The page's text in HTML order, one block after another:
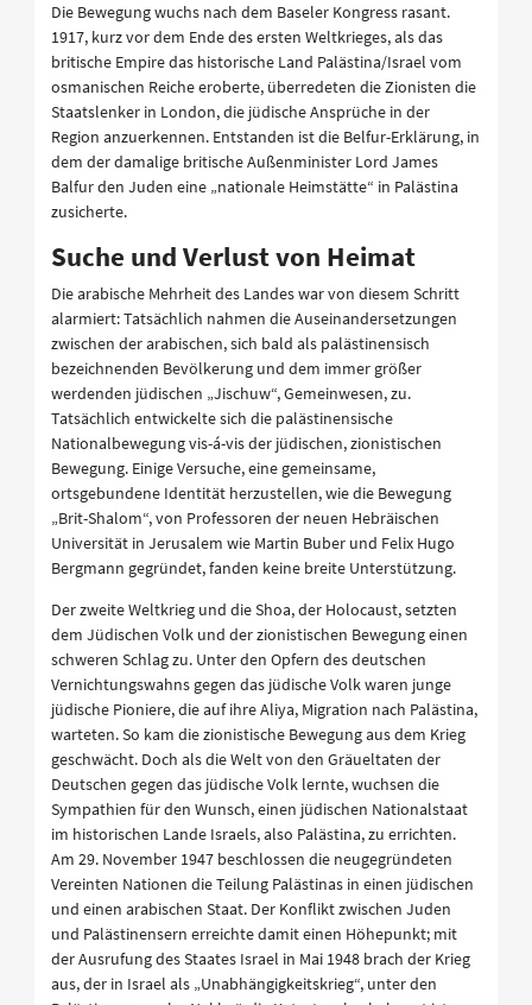
Die Bewegung wuchs nach dem Baseler Kongress rasant.
1917, kurz vor dem Ende des ersten Weltkrieges, als das
britische Empire das historische Land Palästina/Israel vom
osmanischen Reiche eroberte, überredeten die Zionisten die
Staatslenker in London, die jüdische Ansprüche in der
Region anzuerkennen. Entstanden ist die Belfur-Erklärung, in
dem der damalige britische Außenminister Lord James
Balfur den Juden eine „nationale Heimstätte“ in Palästina
zusicherte.
Suche und Verlust von Heimat
Die arabische Mehrheit des Landes war von diesem Schritt
alarmiert: Tatsächlich nahmen die Auseinandersetzungen
zwischen der arabischen, sich bald als palästinensisch
bezeichnenden Bevölkerung und dem immer größer
werdenden jüdischen „Jischuw“, Gemeinwesen, zu.
Tatsächlich entwickelte sich die palästinensische
Nationalbewegung vis-á-vis der jüdischen, zionistischen
Bewegung. Einige Versuche, eine gemeinsame,
ortsgebundene Identität herzustellen, wie die Bewegung
„Brit-Shalom“, von Professoren der neuen Hebräischen
Universität in Jerusalem wie Martin Buber und Felix Hugo
Bergmann gegründet, fanden keine breite Unterstützung.
Der zweite Weltkrieg und die Shoa, der Holocaust, setzten
dem Jüdischen Volk und der zionistischen Bewegung einen
schweren Schlag zu. Unter den Opfern des deutschen
Vernichtungswahns gegen das jüdische Volk waren junge
jüdische Pioniere, die auf ihre Aliya, Migration nach Palästina,
warteten. So kam die zionistische Bewegung aus dem Krieg
geschwächt. Doch als die Welt von den Gräueltaten der
Deutschen gegen das jüdische Volk lernte, wuchsen die
Sympathien für den Wunsch, einen jüdischen Nationalstaat
im historischen Lande Israels, also Palästina, zu errichten.
Am 29. November 1947 beschlossen die neugegründeten
Vereinten Nationen die Teilung Palästinas in einen jüdischen
und einen arabischen Staat. Der Konflikt zwischen Juden
und Palästinensern erreichte damit einen Höhepunkt; mit
der Ausrufung des Staates Israel in Mai 1948 brach der Krieg
aus, der in Israel als „Unabhängigkeitskrieg“, unter den